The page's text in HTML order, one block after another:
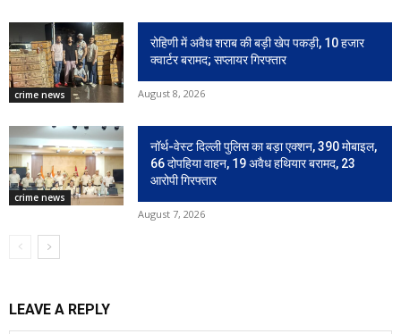
crime news
रोहिणी में अवैध शराब की बड़ी खेप पकड़ी, 10 हजार
क्वार्टर बरामद; सप्लायर गिरफ्तार
August 8, 2026
crime news
नॉर्थ-वेस्ट दिल्ली पुलिस का बड़ा एक्शन, 390 मोबाइल,
66 दोपहिया वाहन, 19 अवैध हथियार बरामद, 23
आरोपी गिरफ्तार
August 7, 2026
LEAVE A REPLY